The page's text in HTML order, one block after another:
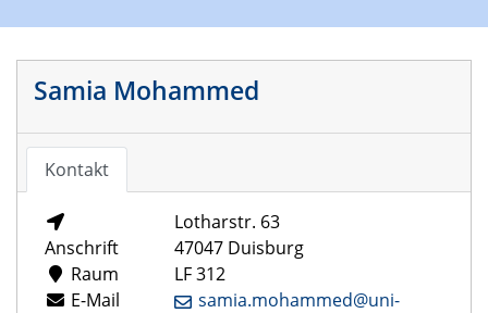
Samia Mohammed
Kontakt
Anschrift
Lotharstr. 63
47047 Duisburg
Raum
LF 312
E-Mail
samia.mohammed@uni-